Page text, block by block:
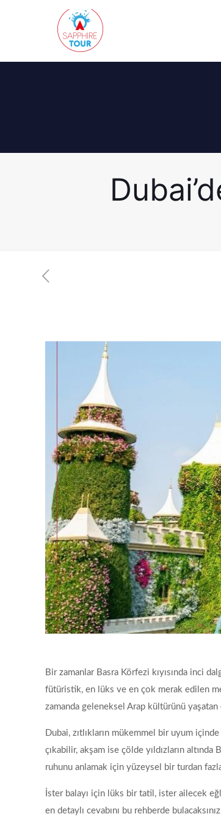
Bir zamanlar Basra Körfezi kıyısında inci
fütüristik, en lüks ve en çok merak edilen
zamanda geleneksel Arap kültürünü
Dubai, zıtlıkların mükemmel bir uyum
çıkabilir, akşam ise çölde yıldızların
ruhunu anlamak için yüzeysel bir turdan
İster balayı için lüks bir tatil, ister ailecek
en detaylı cevabını bu rehberde